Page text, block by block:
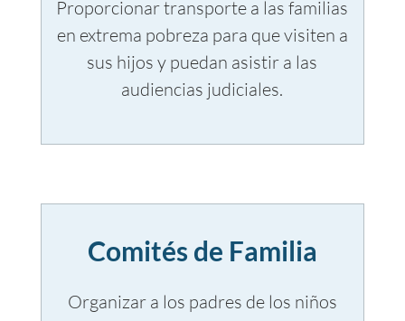
Proporcionar transporte a las familias
en extrema pobreza para que visiten a
sus hijos y puedan asistir a las
audiencias judiciales.
Comités de Familia
Organizar a los padres de los niños